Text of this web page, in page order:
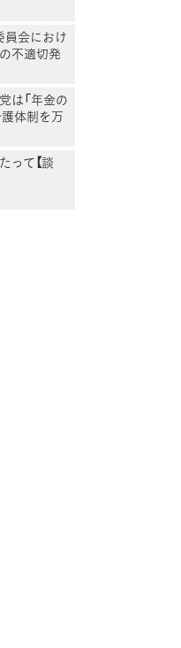
員会におけ
不適切発
は「年金の
体制を万
って【談